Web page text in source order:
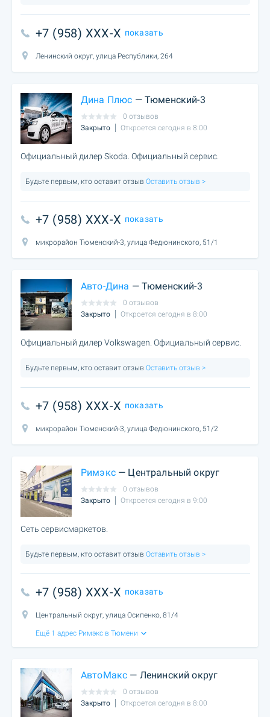
+7 (958) XXX-X показать
Ленинский округ, улица Республики, 264
Дина Плюс — Тюменский-3
0 отзывов
Закрыто
Откроется сегодня в 8:00
Официальный дилер Skoda. Официальный сервис.
Будьте первым, кто оставит отзыв Оставить отзыв >
+7 (958) XXX-X показать
микрорайон Тюменский-3, улица Федюнинского, 51/1
Авто-Дина — Тюменский-3
0 отзывов
Закрыто
Откроется сегодня в 8:00
Официальный дилер Volkswagen. Официальный сервис.
Будьте первым, кто оставит отзыв Оставить отзыв >
+7 (958) XXX-X показать
микрорайон Тюменский-3, улица Федюнинского, 51/2
Римэкс— Центральный округ
0 отзывов
Закрыто
Откроется сегодня в 9:00
Сеть сервисмаркетов.
Будьте первым, кто оставит отзыв Оставить отзыв >
+7 (958) XXX-X показать
Центральный округ, улица Осипенко, 81/4
Ещё 1 адрес Римэкс в Тюмени
АвтоМакс — Ленинский округ
0 отзывов
Закрыто
Откроется сегодня в 8:00